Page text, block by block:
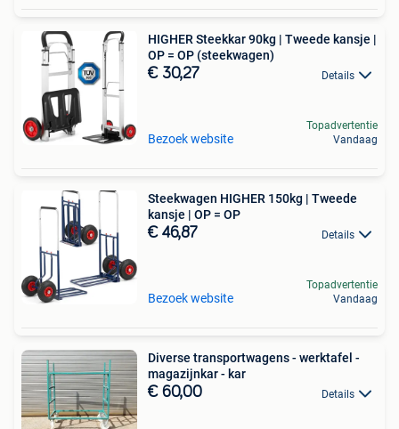
HIGHER Steekkar 90kg | Tweede kansje |
OP = OP (steekwagen)
€ 30,27 Details
Bezoek website
Topadvertentie
Vandaag
Steekwagen HIGHER 150kg | Tweede
kansje | OP = OP
€ 46,87 Details
Bezoek website
Topadvertentie
Vandaag
Diverse transportwagens - werktafel -
magazijnkar - kar
€ 60,00 Details